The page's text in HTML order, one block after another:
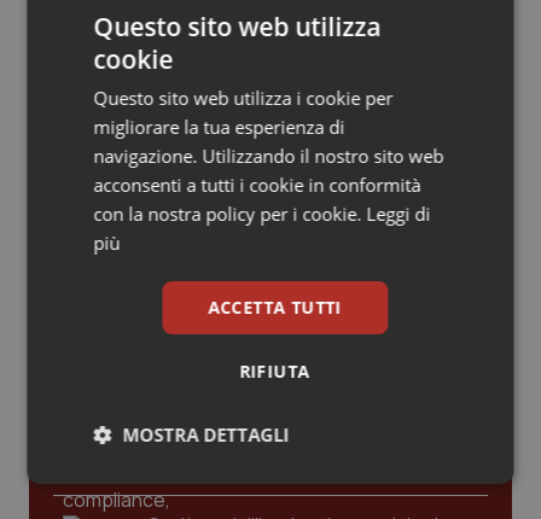
Veneto
Oncoematologia
Oncologia & Nutrizione
Psoriasi & pelle
Quotidiano Cardiologia
Quotidiano Chirurgia
Quotidiano Oncologia
Quotidiano Pediatria
Rene & patologie urogenitali
febbraio 2027 l’adeguamento dei
sistemi
Formazione Medicina Generale.
Fimmg: “Rischio altissimo di perdere
borse e lasciare migliaia di cittadini
senza medico. Serve decreto di
mobilità volontaria interregionale”
Ultime analisi e review da QS Pro
compliance, GDPR e Risk management
Questo sito web utilizza
cookie
Questo sito web utilizza i cookie per
migliorare la tua esperienza di
navigazione. Utilizzando il nostro sito web
acconsenti a tutti i cookie in conformità
con la nostra policy per i cookie. Leggi di
più
ACCETTA TUTTI
RIFIUTA
MOSTRA DETTAGLI
Necessari Statistici Marketing